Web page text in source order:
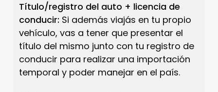
Título/registro del auto + licencia de
conducir: Si además viajás en tu propio
vehículo, vas a tener que presentar el
título del mismo junto con tu registro de
conducir para realizar una importación
temporal y poder manejar en el país.